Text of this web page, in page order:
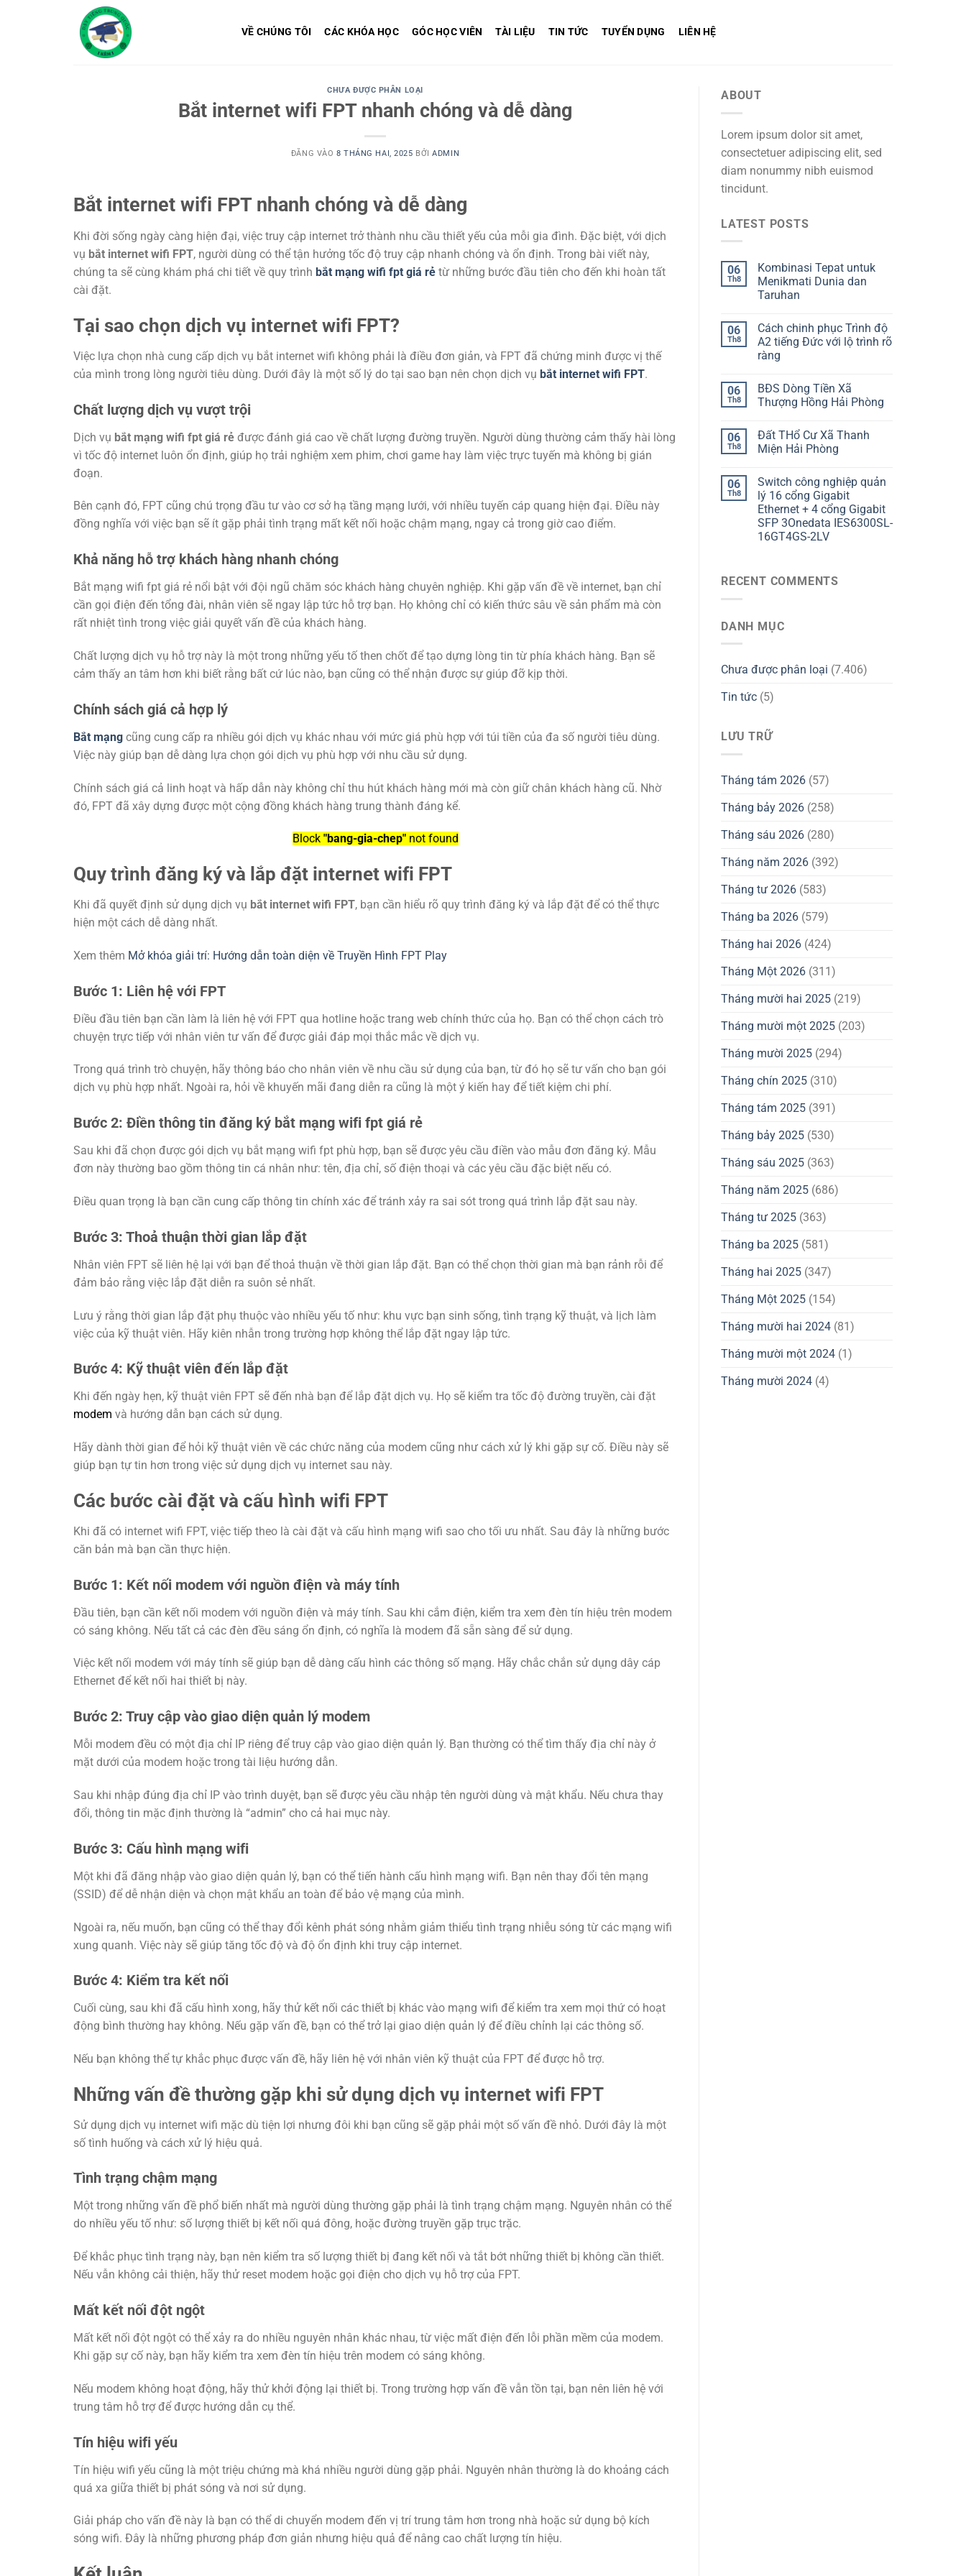
VỀ CHÚNG TÔI CÁC KHÓA HỌC GÓC HỌC VIÊN TÀI LIỆU TIN TỨC TUYỂN DỤNG LIÊN HỆ
CHƯA ĐƯỢC PHÂN LOẠI
Bắt internet wifi FPT nhanh chóng và dễ dàng
ĐĂNG VÀO 8 THÁNG HAI, 2025 BỞIADMIN
Bắt internet wifi FPT nhanh chóng và dễ dàng
Khi đời sống ngày càng hiện đại, việc truy cập internet trở thành nhu cầu thiết yếu của mỗi gia đình. Đặc biệt, với dịch
vụ bắt internet wifi FPT, người dùng có thể tận hưởng tốc độ truy cập nhanh chóng và ổn định. Trong bài viết này,
chúng ta sẽ cùng khám phá chi tiết về quy trình bắt mạng wifi fpt giá rẻ từ những bước đầu tiên cho đến khi hoàn tất
cài đặt.
Tại sao chọn dịch vụ internet wifi FPT?
Việc lựa chọn nhà cung cấp dịch vụ bắt internet wifi không phải là điều đơn giản, và FPT đã chứng minh được vị thế
của mình trong lòng người tiêu dùng. Dưới đây là một số lý do tại sao bạn nên chọn dịch vụ bắt internet wifi FPT.
Chất lượng dịch vụ vượt trội
Dịch vụ bắt mạng wifi fpt giá rẻ được đánh giá cao về chất lượng đường truyền. Người dùng thường cảm thấy hài lòng
vì tốc độ internet luôn ổn định, giúp họ trải nghiệm xem phim, chơi game hay làm việc trực tuyến mà không bị gián
đoạn.
Bên cạnh đó, FPT cũng chú trọng đầu tư vào cơ sở hạ tầng mạng lưới, với nhiều tuyến cáp quang hiện đại. Điều này
đồng nghĩa với việc bạn sẽ ít gặp phải tình trạng mất kết nối hoặc chậm mạng, ngay cả trong giờ cao điểm.
Khả năng hỗ trợ khách hàng nhanh chóng
Bắt mạng wifi fpt giá rẻ nổi bật với đội ngũ chăm sóc khách hàng chuyên nghiệp. Khi gặp vấn đề về internet, bạn chỉ
cần gọi điện đến tổng đài, nhân viên sẽ ngay lập tức hỗ trợ bạn. Họ không chỉ có kiến thức sâu về sản phẩm mà còn
rất nhiệt tình trong việc giải quyết vấn đề của khách hàng.
Chất lượng dịch vụ hỗ trợ này là một trong những yếu tố then chốt để tạo dựng lòng tin từ phía khách hàng. Bạn sẽ
cảm thấy an tâm hơn khi biết rằng bất cứ lúc nào, bạn cũng có thể nhận được sự giúp đỡ kịp thời.
Chính sách giá cả hợp lý
Bắt mạng cũng cung cấp ra nhiều gói dịch vụ khác nhau với mức giá phù hợp với túi tiền của đa số người tiêu dùng.
Việc này giúp bạn dễ dàng lựa chọn gói dịch vụ phù hợp với nhu cầu sử dụng.
Chính sách giá cả linh hoạt và hấp dẫn này không chỉ thu hút khách hàng mới mà còn giữ chân khách hàng cũ. Nhờ
đó, FPT đã xây dựng được một cộng đồng khách hàng trung thành đáng kể.
Block "bang-gia-chep"not found
Quy trình đăng ký và lắp đặt internet wifi FPT
Khi đã quyết định sử dụng dịch vụ bắt internet wifi FPT, bạn cần hiểu rõ quy trình đăng ký và lắp đặt để có thể thực
hiện một cách dễ dàng nhất.
Xem thêm Mở khóa giải trí: Hướng dẫn toàn diện về Truyền Hình FPT Play
Bước 1: Liên hệ với FPT
Điều đầu tiên bạn cần làm là liên hệ với FPT qua hotline hoặc trang web chính thức của họ. Bạn có thể chọn cách trò
chuyện trực tiếp với nhân viên tư vấn để được giải đáp mọi thắc mắc về dịch vụ.
Trong quá trình trò chuyện, hãy thông báo cho nhân viên về nhu cầu sử dụng của bạn, từ đó họ sẽ tư vấn cho bạn gói
dịch vụ phù hợp nhất. Ngoài ra, hỏi về khuyến mãi đang diễn ra cũng là một ý kiến hay để tiết kiệm chi phí.
Bước 2: Điền thông tin đăng ký bắt mạng wifi fpt giá rẻ
Sau khi đã chọn được gói dịch vụ bắt mạng wifi fpt phù hợp, bạn sẽ được yêu cầu điền vào mẫu đơn đăng ký. Mẫu
đơn này thường bao gồm thông tin cá nhân như: tên, địa chỉ, số điện thoại và các yêu cầu đặc biệt nếu có.
Điều quan trọng là bạn cần cung cấp thông tin chính xác để tránh xảy ra sai sót trong quá trình lắp đặt sau này.
Bước 3: Thoả thuận thời gian lắp đặt
Nhân viên FPT sẽ liên hệ lại với bạn để thoả thuận về thời gian lắp đặt. Bạn có thể chọn thời gian mà bạn rảnh rỗi để
đảm bảo rằng việc lắp đặt diễn ra suôn sẻ nhất.
Lưu ý rằng thời gian lắp đặt phụ thuộc vào nhiều yếu tố như: khu vực bạn sinh sống, tình trạng kỹ thuật, và lịch làm
việc của kỹ thuật viên. Hãy kiên nhẫn trong trường hợp không thể lắp đặt ngay lập tức.
Bước 4: Kỹ thuật viên đến lắp đặt
Khi đến ngày hẹn, kỹ thuật viên FPT sẽ đến nhà bạn để lắp đặt dịch vụ. Họ sẽ kiểm tra tốc độ đường truyền, cài đặt
modem và hướng dẫn bạn cách sử dụng.
Hãy dành thời gian để hỏi kỹ thuật viên về các chức năng của modem cũng như cách xử lý khi gặp sự cố. Điều này sẽ
giúp bạn tự tin hơn trong việc sử dụng dịch vụ internet sau này.
Các bước cài đặt và cấu hình wifi FPT
Khi đã có internet wifi FPT, việc tiếp theo là cài đặt và cấu hình mạng wifi sao cho tối ưu nhất. Sau đây là những bước
căn bản mà bạn cần thực hiện.
Bước 1: Kết nối modem với nguồn điện và máy tính
Đầu tiên, bạn cần kết nối modem với nguồn điện và máy tính. Sau khi cắm điện, kiểm tra xem đèn tín hiệu trên modem
có sáng không. Nếu tất cả các đèn đều sáng ổn định, có nghĩa là modem đã sẵn sàng để sử dụng.
Việc kết nối modem với máy tính sẽ giúp bạn dễ dàng cấu hình các thông số mạng. Hãy chắc chắn sử dụng dây cáp
Ethernet để kết nối hai thiết bị này.
Bước 2: Truy cập vào giao diện quản lý modem
Mỗi modem đều có một địa chỉ IP riêng để truy cập vào giao diện quản lý. Bạn thường có thể tìm thấy địa chỉ này ở
mặt dưới của modem hoặc trong tài liệu hướng dẫn.
Sau khi nhập đúng địa chỉ IP vào trình duyệt, bạn sẽ được yêu cầu nhập tên người dùng và mật khẩu. Nếu chưa thay
đổi, thông tin mặc định thường là “admin” cho cả hai mục này.
Bước 3: Cấu hình mạng wifi
Một khi đã đăng nhập vào giao diện quản lý, bạn có thể tiến hành cấu hình mạng wifi. Bạn nên thay đổi tên mạng
(SSID) để dễ nhận diện và chọn mật khẩu an toàn để bảo vệ mạng của mình.
Ngoài ra, nếu muốn, bạn cũng có thể thay đổi kênh phát sóng nhằm giảm thiểu tình trạng nhiễu sóng từ các mạng wifi
xung quanh. Việc này sẽ giúp tăng tốc độ và độ ổn định khi truy cập internet.
Bước 4: Kiểm tra kết nối
Cuối cùng, sau khi đã cấu hình xong, hãy thử kết nối các thiết bị khác vào mạng wifi để kiểm tra xem mọi thứ có hoạt
động bình thường hay không. Nếu gặp vấn đề, bạn có thể trở lại giao diện quản lý để điều chỉnh lại các thông số.
Nếu bạn không thể tự khắc phục được vấn đề, hãy liên hệ với nhân viên kỹ thuật của FPT để được hỗ trợ.
Những vấn đề thường gặp khi sử dụng dịch vụ internet wifi FPT
Sử dụng dịch vụ internet wifi mặc dù tiện lợi nhưng đôi khi bạn cũng sẽ gặp phải một số vấn đề nhỏ. Dưới đây là một
số tình huống và cách xử lý hiệu quả.
Tình trạng chậm mạng
Một trong những vấn đề phổ biến nhất mà người dùng thường gặp phải là tình trạng chậm mạng. Nguyên nhân có thể
do nhiều yếu tố như: số lượng thiết bị kết nối quá đông, hoặc đường truyền gặp trục trặc.
Để khắc phục tình trạng này, bạn nên kiểm tra số lượng thiết bị đang kết nối và tắt bớt những thiết bị không cần thiết.
Nếu vẫn không cải thiện, hãy thử reset modem hoặc gọi điện cho dịch vụ hỗ trợ của FPT.
Mất kết nối đột ngột
Mất kết nối đột ngột có thể xảy ra do nhiều nguyên nhân khác nhau, từ việc mất điện đến lỗi phần mềm của modem.
Khi gặp sự cố này, bạn hãy kiểm tra xem đèn tín hiệu trên modem có sáng không.
Nếu modem không hoạt động, hãy thử khởi động lại thiết bị. Trong trường hợp vấn đề vẫn tồn tại, bạn nên liên hệ với
trung tâm hỗ trợ để được hướng dẫn cụ thể.
Tín hiệu wifi yếu
Tín hiệu wifi yếu cũng là một triệu chứng mà khá nhiều người dùng gặp phải. Nguyên nhân thường là do khoảng cách
quá xa giữa thiết bị phát sóng và nơi sử dụng.
Giải pháp cho vấn đề này là bạn có thể di chuyển modem đến vị trí trung tâm hơn trong nhà hoặc sử dụng bộ kích
sóng wifi. Đây là những phương pháp đơn giản nhưng hiệu quả để nâng cao chất lượng tín hiệu.
ABOUT
Lorem ipsum dolor sit amet,
consectetuer adipiscing elit, sed
diam nonummy nibh euismod
tincidunt.
LATEST POSTS
06
Th8
Kombinasi Tepat untuk
Menikmati Dunia dan
Taruhan
06
Th8
Cách chinh phục Trình độ
A2 tiếng Đức với lộ trình rõ
ràng
06
Th8
BĐS Dòng Tiền Xã
Thượng Hồng Hải Phòng
06
Th8
Đất THổ Cư Xã Thanh
Miện Hải Phòng
06
Th8
Switch công nghiệp quản
lý 16 cổng Gigabit
Ethernet + 4 cổng Gigabit
SFP 3Onedata IES6300SL-
16GT4GS-2LV
RECENT COMMENTS
DANH MỤC
Chưa được phân loại (7.406)
Tin tức (5)
LƯU TRỮ
Tháng tám 2026 (57)
Tháng bảy 2026 (258)
Tháng sáu 2026 (280)
Tháng năm 2026 (392)
Tháng tư 2026 (583)
Tháng ba 2026 (579)
Tháng hai 2026 (424)
Tháng Một 2026 (311)
Tháng mười hai 2025 (219)
Tháng mười một 2025 (203)
Tháng mười 2025 (294)
Tháng chín 2025 (310)
Tháng tám 2025 (391)
Tháng bảy 2025 (530)
Tháng sáu 2025 (363)
Tháng năm 2025 (686)
Tháng tư 2025 (363)
Tháng ba 2025 (581)
Tháng hai 2025 (347)
Tháng Một 2025 (154)
Tháng mười hai 2024 (81)
Tháng mười một 2024 (1)
Tháng mười 2024 (4)